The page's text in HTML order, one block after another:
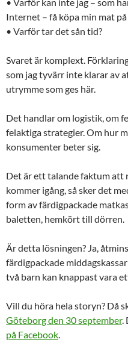
• Varför kan inte jag – som
Internet – få köpa min mat
• Varför tar det sån tid?
Svaret är komplext.
som jag tyvärr inte klarar av
utrymme som ges här.
Det handlar om logistik, om
felaktiga strategier. Om hur
konsumenter beter sig.
Det är ett talande faktum att
kommer igång, så sker det
form av färdigpackade
baletten, hemkört till dörren.
Är detta lösningen? Ja,
färdigpackade
två barn kan knappast vara
Vill du höra hela storyn? Då
Göteborg den 30 september.
på Facebook.